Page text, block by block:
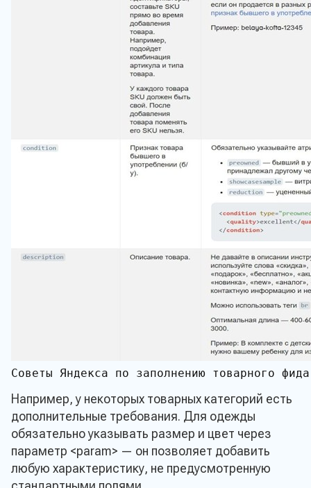
Советы Яндекса по заполнению товарного фида
Например, у некоторых товарных категорий есть
дополнительные требования. Для одежды
обязательно указывать размер и цвет через
параметр <param> — он позволяет добавить
любую характеристику, не предусмотренную